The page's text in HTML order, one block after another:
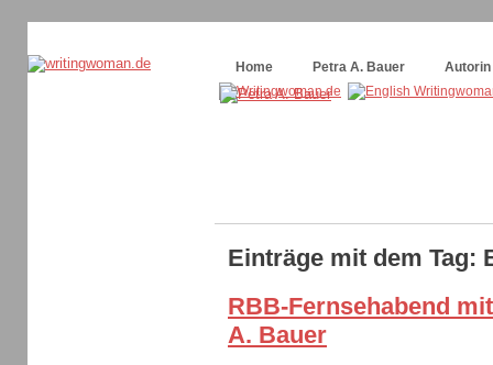
Home
Petra A. Bauer Autorin
Einträge mit dem Tag:
RBB-Fernsehabend
A. Bauer